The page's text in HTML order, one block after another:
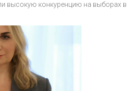
высокую конкуренцию на выборах в